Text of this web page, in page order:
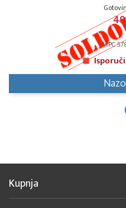
MPC
Kupnja